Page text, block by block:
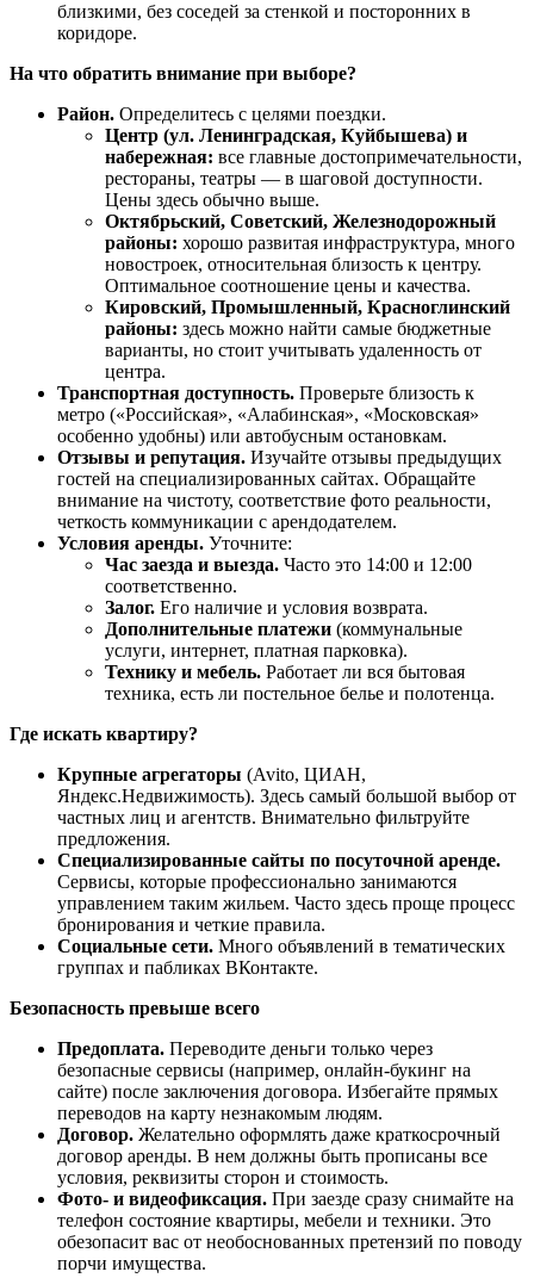
близкими, без соседей за стенкой и посторонних в
коридоре.
На что обратить внимание при выборе?
Район. Определитесь с целями поездки.
Центр (ул. Ленинградская, Куйбышева) и
набережная: все главные достопримечательности,
рестораны, театры — в шаговой доступности.
Цены здесь обычно выше.
Октябрьский, Советский, Железнодорожный
районы: хорошо развитая инфраструктура, много
новостроек, относительная близость к центру.
Оптимальное соотношение цены и качества.
Кировский, Промышленный, Красноглинский
районы: здесь можно найти самые бюджетные
варианты, но стоит учитывать удаленность от
центра.
Транспортная доступность. Проверьте близость к
метро («Российская», «Алабинская», «Московская»
особенно удобны) или автобусным остановкам.
Отзывы и репутация. Изучайте отзывы предыдущих
гостей на специализированных сайтах. Обращайте
внимание на чистоту, соответствие фото реальности,
четкость коммуникации с арендодателем.
Условия аренды. Уточните:
Час заезда и выезда. Часто это 14:00 и 12:00
соответственно.
Залог. Его наличие и условия возврата.
Дополнительные платежи (коммунальные
услуги, интернет, платная парковка).
Технику и мебель. Работает ли вся бытовая
техника, есть ли постельное белье и полотенца.
Где искать квартиру?
Крупные агрегаторы (Avito, ЦИАН,
Яндекс.Недвижимость). Здесь самый большой выбор от
частных лиц и агентств. Внимательно фильтруйте
предложения.
Специализированные сайты по посуточной аренде.
Сервисы, которые профессионально занимаются
управлением таким жильем. Часто здесь проще процесс
бронирования и четкие правила.
Социальные сети. Много объявлений в тематических
группах и пабликах ВКонтакте.
Безопасность превыше всего
Предоплата. Переводите деньги только через
безопасные сервисы (например, онлайн-букинг на
сайте) после заключения договора. Избегайте прямых
переводов на карту незнакомым людям.
Договор. Желательно оформлять даже краткосрочный
договор аренды. В нем должны быть прописаны все
условия, реквизиты сторон и стоимость.
Фото- и видеофиксация. При заезде сразу снимайте на
телефон состояние квартиры, мебели и техники. Это
обезопасит вас от необоснованных претензий по поводу
порчи имущества.